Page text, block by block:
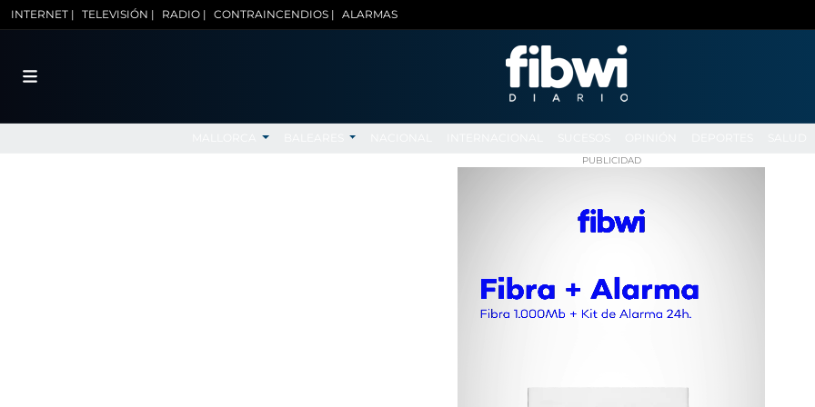
INTERNET | TELEVISIÓN | RADIO | CONTRAINCENDIOS | ALARMAS